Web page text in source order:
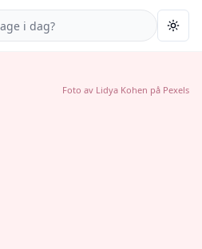
Foto av Lidya Kohen på Pexels